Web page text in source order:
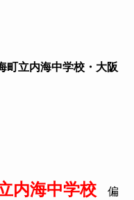
町立内海中学校・大阪
内海中学校偏